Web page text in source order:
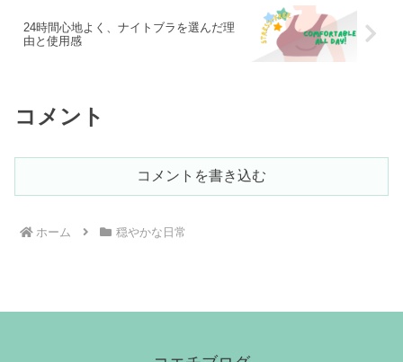
24時間心地よく、ナイトブラを選んだ理
由と使用感
コメント
コメントを書き込む
ホーム 穏やかな日常